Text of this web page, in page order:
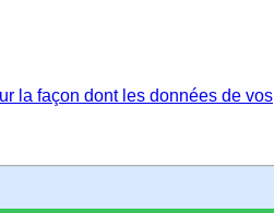
la façon dont les données de vos